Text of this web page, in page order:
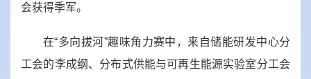
会获得季军。
在“多向拔河”趣味角力赛中，来自储能研发中心分
工会的李成纲、分布式供能与可再生能源实验室分工会